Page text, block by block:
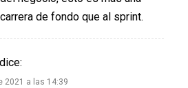
carrera de fondo que al sprint.
dice:
2021 a las 14:39